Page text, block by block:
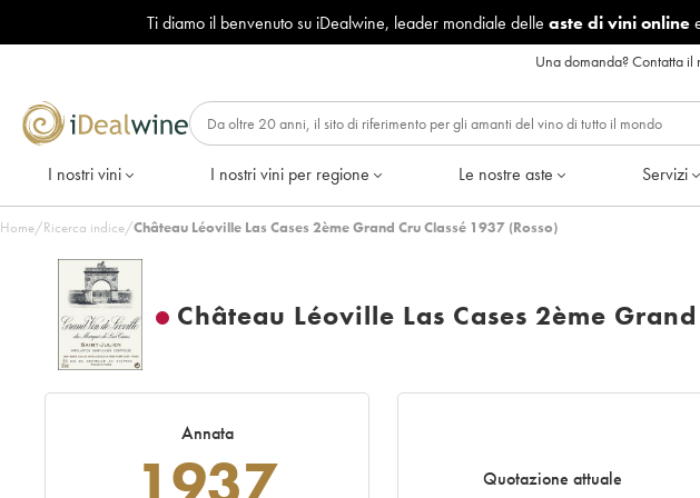
Ti diamo il benvenuto su iDealwine, leader mondiale delle aste di vini online
Una domanda?Contatta il
I nostri vini I nostri vini per regione Le nostre aste Servizi
Home/Ricerca indice/Château Léoville Las Cases 2ème Grand Cru Classé 1937 (Rosso)
Château Léoville Las Cases 2ème
Annata
Quotazione attuale